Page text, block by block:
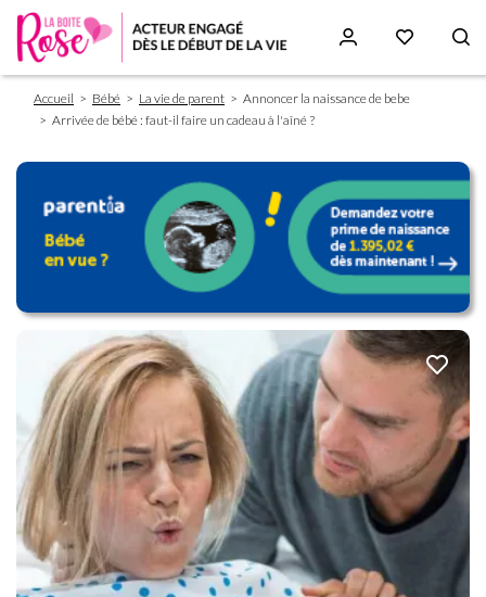
Fil
d'Ariane
Accueil Bébé La vie de parent
Annoncer la naissance de bebe
Arrivée de bébé : faut-il faire un cadeau à l'aîné ?